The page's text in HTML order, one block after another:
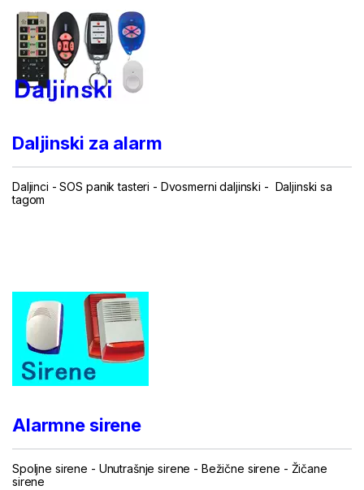
Daljinski za alarm
Daljinci -SOS panik tasteri - Dvosmerni daljinski - Daljinski sa
tagom
Alarmne sirene
Spoljne sirene - Unutrašnje sirene - Bežične sirene - Žičane
sirene